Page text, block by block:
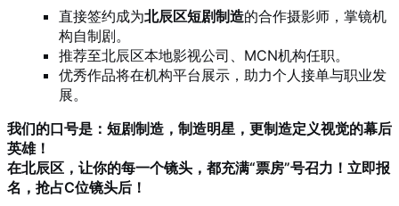
直接签约成为北辰区短剧制造的合作摄影师，掌镜机
构自制剧。
推荐至北辰区本地影视公司、MCN机构任职。
优秀作品将在机构平台展示，助力个人接单与职业发
展。
我们的口号是：短剧制造，制造明星，更制造定义视觉的幕后
英雄！
在北辰区，让你的每一个镜头，都充满“票房”号召力！立即报
名，抢占C位镜头后！